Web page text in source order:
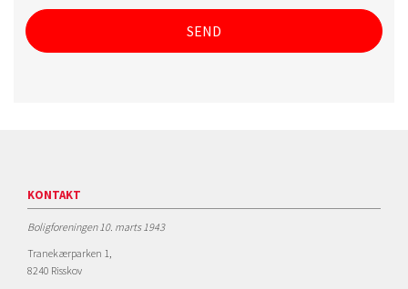
KONTAKT
Boligforeningen 10. marts 1943
Tranekærparken 1,
8240 Risskov